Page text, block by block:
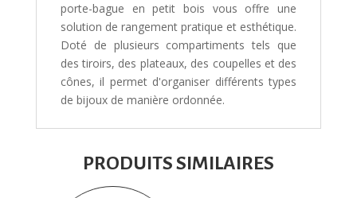
porte-bague en petit bois vous offre une
solution de rangement pratique et esthétique.
Doté de plusieurs compartiments tels que
des tiroirs, des plateaux, des coupelles et des
cônes, il permet d'organiser différents types
de bijoux de manière ordonnée.
PRODUITS SIMILAIRES